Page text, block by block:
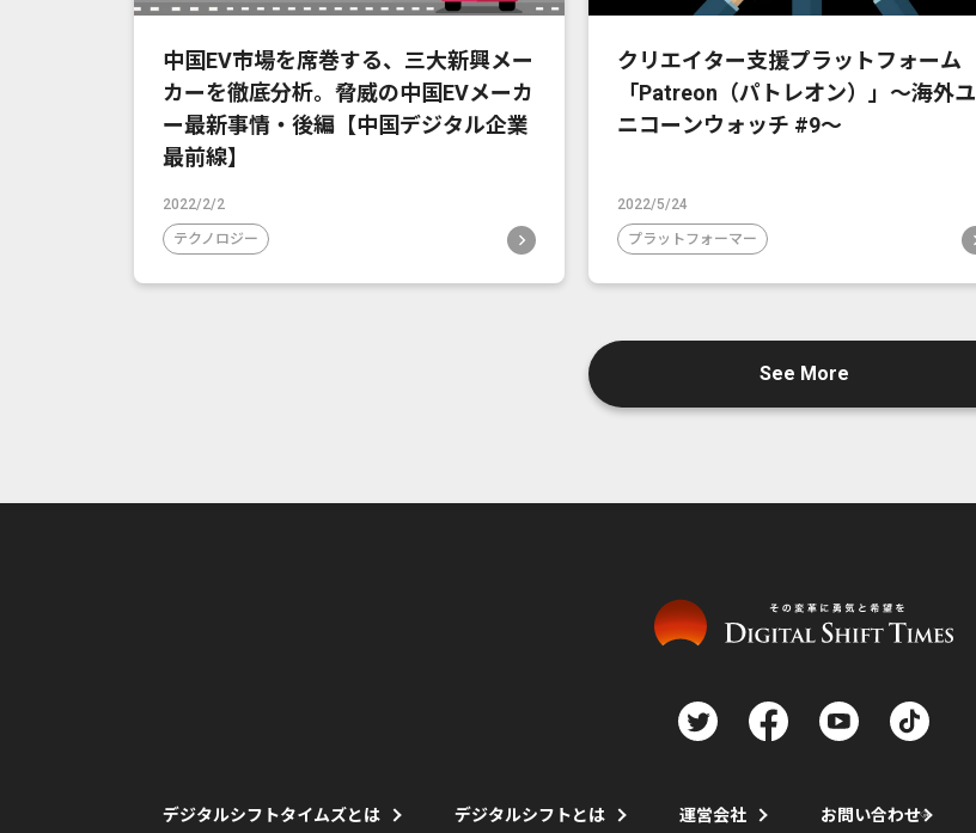
中国EV市場を席巻する、三大新興メー
カーを徹底分析。脅威の中国EVメーカ
ー最新事情・後編【中国デジタル企業
最前線】
2022/2/2
テクノロジー
クリエイター支援プラットフォーム
「Patreon（パトレオン）」〜海外ユ
ニコーンウォッチ #9〜
2022/5/24
プラットフォーマー
See More
デジタルシフトタイムズとは デジタルシフトとは 運営会社 お問い合わせ